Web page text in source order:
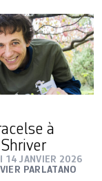
à
14 JANVIER 2026
PARLATANO